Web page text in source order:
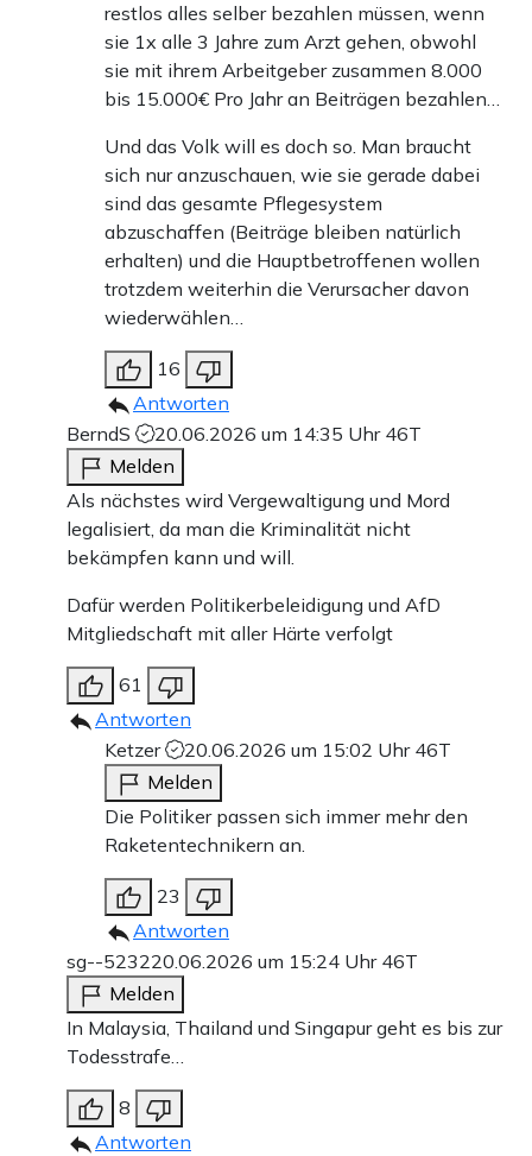
restlos alles selber bezahlen müssen, wenn
sie 1x alle 3 Jahre zum Arzt gehen, obwohl
sie mit ihrem Arbeitgeber zusammen 8.000
bis 15.000€ Pro Jahr an Beiträgen bezahlen…
Und das Volk will es doch so. Man braucht
sich nur anzuschauen, wie sie gerade dabei
sind das gesamte Pflegesystem
abzuschaffen (Beiträge bleiben natürlich
erhalten) und die Hauptbetroffenen wollen
trotzdem weiterhin die Verursacher davon
wiederwählen…
16
Antworten
BerndS
20.06.2026 um 14:35 Uhr 46T
Melden
Als nächstes wird Vergewaltigung und Mord
legalisiert, da man die Kriminalität nicht
bekämpfen kann und will.
Dafür werden Politikerbeleidigung und AfD
Mitgliedschaft mit aller Härte verfolgt
61
Antworten
Ketzer
20.06.2026 um 15:02 Uhr 46T
Melden
Die Politiker passen sich immer mehr den
Raketentechnikern an.
23
Antworten
sg--523220.06.2026 um 15:24 Uhr 46T
Melden
In Malaysia, Thailand und Singapur geht es bis zur
Todesstrafe…
8
Antworten